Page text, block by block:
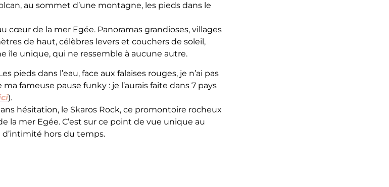
au sommet d’une montagne, les pieds dans le
cœur de la mer Egée. Panoramas grandioses, villages
de haut, célèbres levers et couchers de soleil,
île unique, qui ne ressemble à aucune autre.
pieds dans l’eau, face aux falaises rouges, je n’ai pas
fameuse pause funky : je l’aurais faite dans 7 pays
).
hésitation, le Skaros Rock, ce promontoire rocheux
la mer Egée. C’est sur ce point de vue unique au
hors du temps.